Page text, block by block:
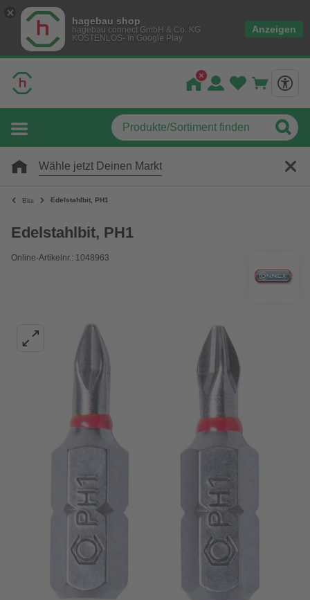
hagebau shop
hagebau connect GmbH & Co. KG
KOSTENLOS- In Google Play
Anzeigen
Wähle jetzt Deinen Markt
Bits Edelstahlbit, PH1
Edelstahlbit, PH1
Online-Artikelnr.: 1048963